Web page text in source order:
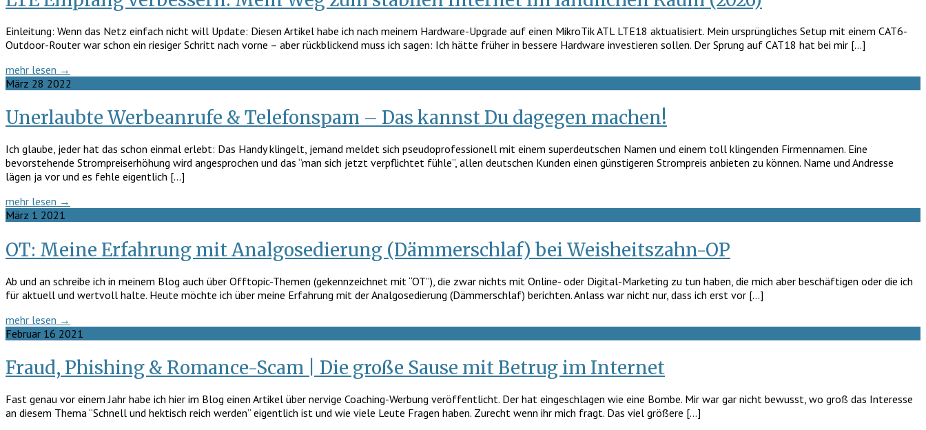
Einleitung: Wenn das Netz einfach nicht will Update: Diesen Artikel habe ich nach meinem Hardware-Upgrade auf einen MikroTik ATL LTE18 aktualisiert. Mein ursprüngliches Setup mit einem CAT6-
Outdoor-Router war schon ein riesiger Schritt nach vorne – aber rückblickend muss ich sagen: Ich hätte früher in bessere Hardware investieren sollen. Der Sprung auf CAT18 hat bei mir […]
mehr lesen →
März 28 2022
Unerlaubte Werbeanrufe & Telefonspam – Das kannst Du dagegen machen!
Ich glaube, jeder hat das schon einmal erlebt: Das Handy klingelt, jemand meldet sich pseudoprofessionell mit einem superdeutschen Namen und einem toll klingenden Firmennamen. Eine
bevorstehende Strompreiserhöhung wird angesprochen und das “man sich jetzt verpflichtet fühle”, allen deutschen Kunden einen günstigeren Strompreis anbieten zu können. Name und Andresse
lägen ja vor und es fehle eigentlich […]
mehr lesen →
März 1 2021
OT: Meine Erfahrung mit Analgosedierung (Dämmerschlaf) bei Weisheitszahn-OP
Ab und an schreibe ich in meinem Blog auch über Offtopic-Themen (gekennzeichnet mit “OT”), die zwar nichts mit Online- oder Digital-Marketing zu tun haben, die mich aber beschäftigen oder die ich
für aktuell und wertvoll halte. Heute möchte ich über meine Erfahrung mit der Analgosedierung (Dämmerschlaf) berichten. Anlass war nicht nur, dass ich erst vor […]
mehr lesen →
Februar 16 2021
Fraud, Phishing & Romance-Scam | Die große Sause mit Betrug im Internet
Fast genau vor einem Jahr habe ich hier im Blog einen Artikel über nervige Coaching-Werbung veröffentlicht. Der hat eingeschlagen wie eine Bombe. Mir war gar nicht bewusst, wo groß das Interesse
an diesem Thema “Schnell und hektisch reich werden” eigentlich ist und wie viele Leute Fragen haben. Zurecht wenn ihr mich fragt. Das viel größere […]